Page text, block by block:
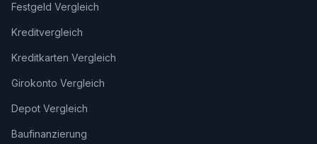
Festgeld Vergleich
Kreditvergleich
Kreditkarten Vergleich
Girokonto Vergleich
Depot Vergleich
Baufinanzierung